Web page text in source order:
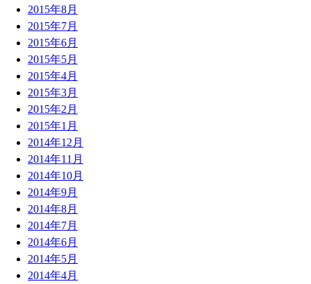
2015年8月
2015年7月
2015年6月
2015年5月
2015年4月
2015年3月
2015年2月
2015年1月
2014年12月
2014年11月
2014年10月
2014年9月
2014年8月
2014年7月
2014年6月
2014年5月
2014年4月